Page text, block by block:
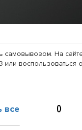
самовывозом. На
или воспользоваться
все О